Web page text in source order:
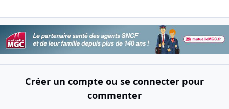
Créer un compte ou se connecter pour
commenter